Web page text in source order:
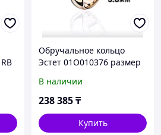
Обручальное кольцо
Эстет 01О010376 размер
вставок
В наличии
238 385₸
Купить